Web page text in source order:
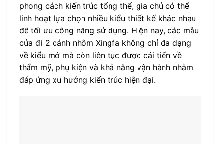
phong cách kiến trúc tổng thể, gia chủ có thể
linh hoạt lựa chọn nhiều kiểu thiết kế khác nhau
để tối ưu công năng sử dụng. Hiện nay, các mẫu
cửa đi 2 cánh nhôm Xingfa không chỉ đa dạng
về kiểu mở mà còn liên tục được cải tiến về
thẩm mỹ, phụ kiện và khả năng vận hành nhằm
đáp ứng xu hướng kiến trúc hiện đại.